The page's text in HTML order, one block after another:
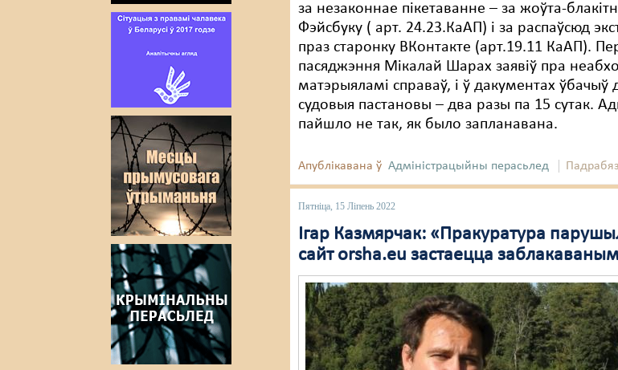
за незаконнае пікетаванне – за жоўта-
Фэйсбуку ( арт. 24.23.КаАП) і за распаўсюд
праз старонку ВКонтакте (арт.19.11 КаАП).
пасяджэння Мікалай Шарах заявіў пра
матэрыяламі справаў, і ў дакументах ўбачыў
судовыя пастановы – два разы па 15 сутак.
пайшло не так, як было запланавана.
Апублікавана ў Адміністрацыйны перасьлед
Пятніца, 15 Ліпень 2022
Ігар Казмярчак: «Пракуратура
сайт orsha.eu застаецца